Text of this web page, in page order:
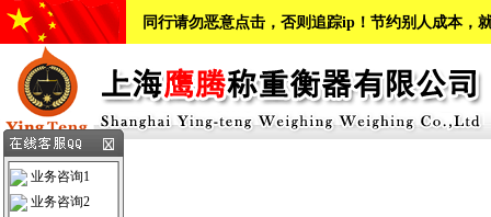
同行请勿恶意点击，否则追踪ip！节约别人成本，
业务咨询1
业务咨询2